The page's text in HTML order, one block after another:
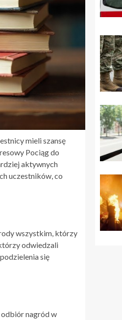
mieli szansę
Pociąg do
aktywnych
uczestników, co
wszystkim, którzy
odwiedzali
się
nagród w